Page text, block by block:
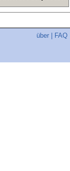
über FAQ